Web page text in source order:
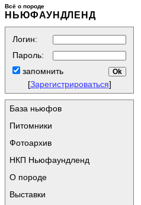
Всё о породе
НЬЮФАУНДЛЕНД
Логин:
Пароль:
запомнить
[Зарегистрироваться]
База ньюфов
Питомники
Фотоархив
НКП Ньюфаундленд
О породе
Выставки